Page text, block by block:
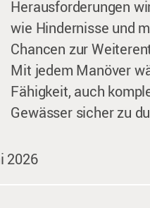
Herausforderungen
wie Hindernisse und
Chancen zur
Mit jedem Manöver
Fähigkeit, auch
Gewässer sicher zu
2026